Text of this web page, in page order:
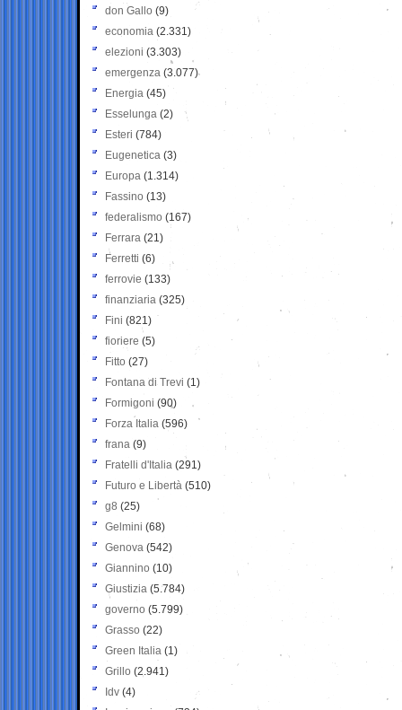
don Gallo (9)
economia (2.331)
elezioni (3.303)
emergenza (3.077)
Energia (45)
Esselunga (2)
Esteri (784)
Eugenetica (3)
Europa (1.314)
Fassino (13)
federalismo (167)
Ferrara (21)
Ferretti (6)
ferrovie (133)
finanziaria (325)
Fini (821)
fioriere (5)
Fitto (27)
Fontana di Trevi (1)
Formigoni (90)
Forza Italia (596)
frana (9)
Fratelli d'Italia (291)
Futuro e Libertà (510)
g8 (25)
Gelmini (68)
Genova (542)
Giannino (10)
Giustizia (5.784)
governo (5.799)
Grasso (22)
Green Italia (1)
Grillo (2.941)
Idv (4)